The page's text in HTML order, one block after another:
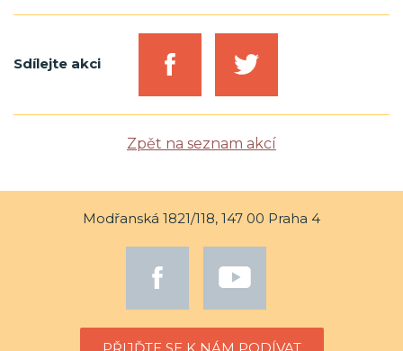
Sdílejte akci
Zpět na seznam akcí
Modřanská 1821/118, 147 00 Praha 4